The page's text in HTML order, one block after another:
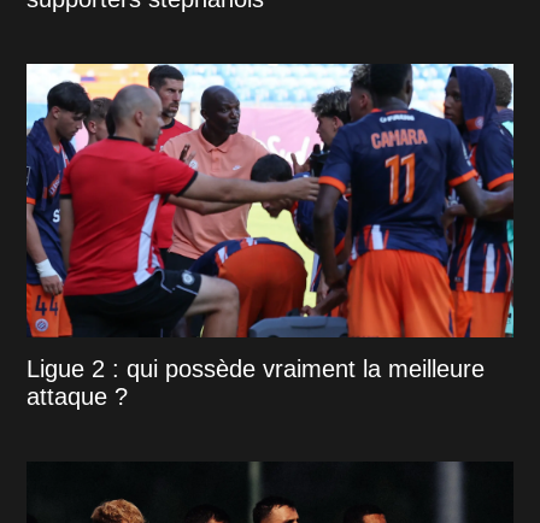
Ligue 2 : qui possède vraiment la meilleure
attaque ?